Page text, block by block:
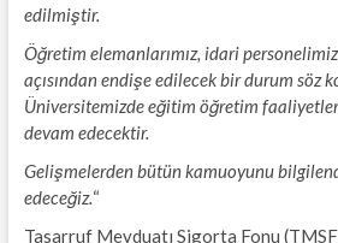
edilmiştir.
Öğretim elemanlarımız, idari
açısından endişe edilecek bir durum söz
Üniversitemizde eğitim öğretim
devam edecektir.
Gelişmelerden bütün kamuoyunu
edeceğiz.“
Tasarruf Mevduatı Sigorta Fonu